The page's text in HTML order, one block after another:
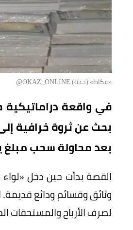
«عكاظ» (جدة) OKAZ_ONLINE@
في واقعة
بحث عن ثروة خرافية
بعد محاولة سحب مبلغ يقدر بـ19 مليون دولار (نحو
القصة بدأت حين دخل
لصرف الأرباح والمستحقات